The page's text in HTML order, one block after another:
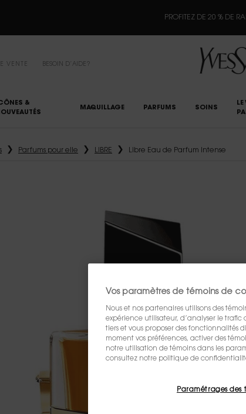
PROFITEZ DE 20 % DE
VENTE BESOIN D’AIDE?
&
MAQUILLAGE PARFUMS SOINS
Parfums pour elle LIBRE Libre Eau de Parfum Intense
Vos paramètres de témoins de
Nous et nos partenaires utilisons des
expérience utilisateur, d’analyser le trafic
tiers et vous proposer des fonctionnalités
moment vos préférences, activer des
notre utilisation de témoins dans les
consultez notre politique de
Paramétrages des